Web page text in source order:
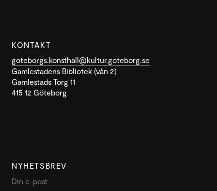
KONTAKT
goteborgs.konsthall@kultur.goteborg.se
Gamlestadens Bibliotek (vån 2)
Gamlestads Torg 11
415 12 Göteborg
NYHETSBREV